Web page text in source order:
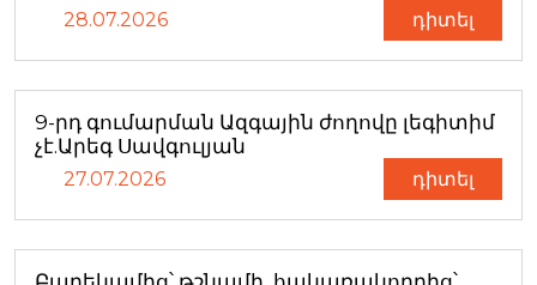
28.07.2026 դիտել
9-րդ գումարման Ազգային ժողովը լեգիտիմ
չէ.Արեգ Սավգուլյան
27.07.2026 դիտել